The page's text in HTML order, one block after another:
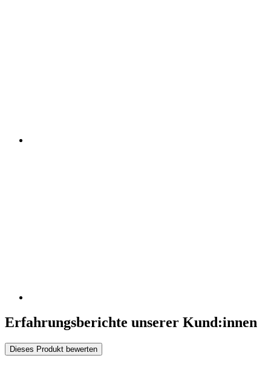
Erfahrungsberichte unserer Kund:innen
Dieses Produkt bewerten